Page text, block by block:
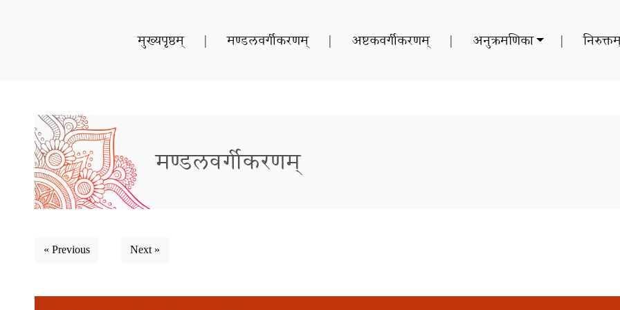
मुख्यपृष्ठम् | मण्डलवर्गीकरणम् | अष्टकवर्गीकरणम् | अनुक्रमणिका |
मण्डलवर्गीकरणम्
« Previous Next »